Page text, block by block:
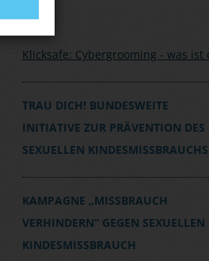
Klicksafe: Cybergrooming - was ist
TRAU DICH! BUNDESWEITE
INITIATIVE ZUR PRÄVENTION DES
SEXUELLEN KINDESMISSBRAUCHS
KAMPAGNE „MISSBRAUCH
VERHINDERN“ GEGEN SEXUELLEN
KINDESMISSBRAUCH